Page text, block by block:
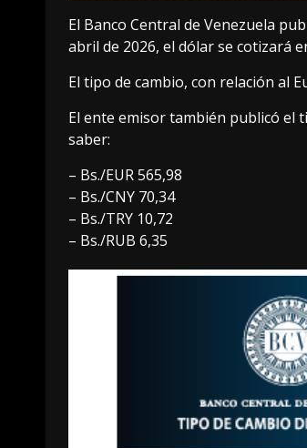
El Banco Central de Venezuela
abril de 2026, el dólar se cotizará
El tipo de cambio, con relación al
El ente emisor también publicó el
saber:
– Bs./EUR 565,98
– Bs./CNY 70,34
– Bs./TRY 10,72
– Bs./RUB 6,35